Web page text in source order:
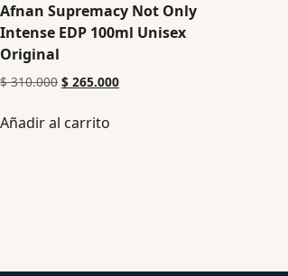
Afnan Supremacy Not Only
Intense EDP 100ml Unisex
Original
$310.000 $ 265.000
Añadir al carrito